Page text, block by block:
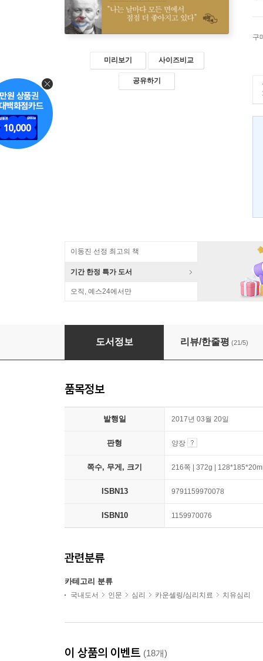
미리보기 사이즈비교
공유하기
구
이동진 선정 최고의 책
기간 한정 특가 도서
오직, 예스24에서만
자기암시
도서정보 리뷰/한줄평 (21/5)
품목정보
발행일 2017년 03월 20일
판형 양장
쪽수, 무게, 크기 216쪽 | 372g |
ISBN13 9791159970078
ISBN10 1159970076
관련분류
카테고리 분류
국내도서 인문 심리 카운셀링/심리치료 치유심리
이 상품의 이벤트 (18개)